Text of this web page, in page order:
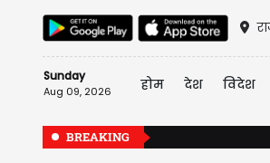
Sunday
Aug 09, 2026 होम देश विदेश
BREAKING